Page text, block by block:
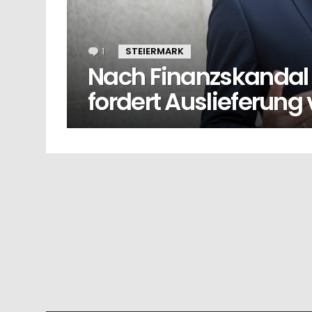
1 Kommentar
STEIERMARK
Nach Finanzskandal
fordert Auslieferung